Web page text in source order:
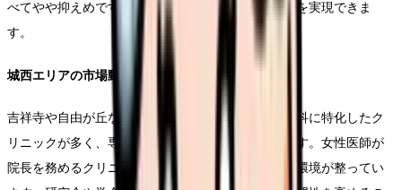
べてやや抑えめですが、生活環境を重視した働き方を実現できま
す。
城西エリアの市場動向
吉祥寺や自由が丘などの城西エリアでは、美容皮膚科に特化したク
リニックが多く、専門性の高い治療を提供しています。女性医師が
院長を務めるクリニックも多く、女性が働きやすい環境が整ってい